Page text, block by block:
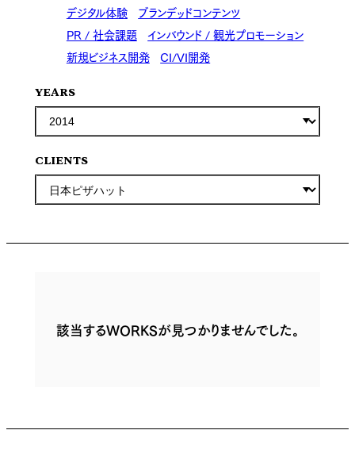
デジタル体験
ブランデッドコンテンツ
PR / 社会課題 インバウンド / 観光プロモーション
新規ビジネス開発 CI/VI開発
YEARS
CLIENTS
該当するWORKSが見つかりませんでした。